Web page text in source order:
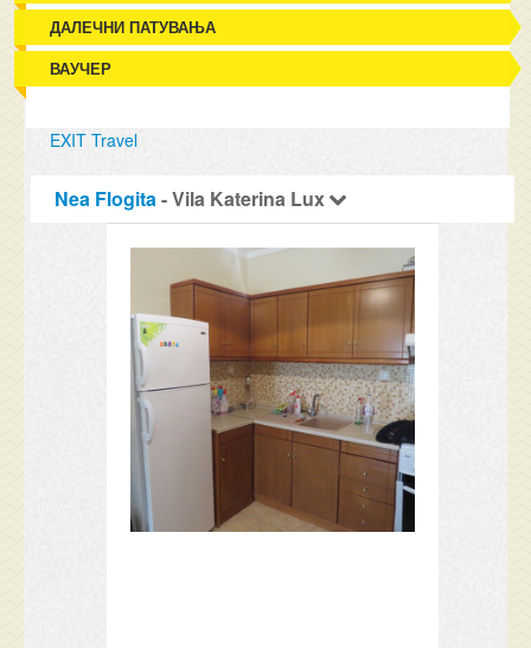
ДАЛЕЧНИ ПАТУВАЊА
ВАУЧЕР
EXIT Travel
Nea Flogita- Vila Katerina Lux